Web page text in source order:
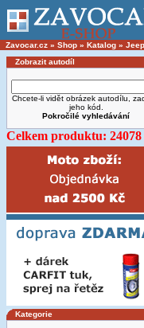
Zavocar.cz » Shop » Katalog » Jeep
Zobrazit autodíl
Chcete-li vidět obrázek autodílu,
jeho kód.
Pokročilé vyhledávání
Celkem produktu: 24078
Kategorie